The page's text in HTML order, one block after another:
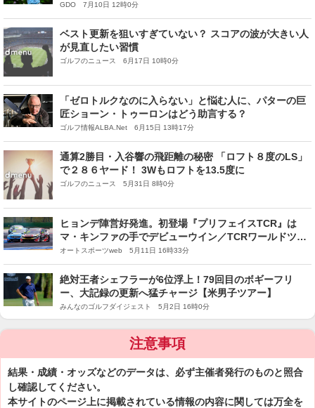
GDO 7月10日 12時0分
ベスト更新を狙いすぎていない？ スコアの波が大きい人
が見直したい習慣
ゴルフのニュース 6月17日 10時0分
「ゼロトルクなのに入らない」と悩む人に、パターの巨
匠ショーン・トゥーロンはどう助言する？
ゴルフ情報ALBA.Net 6月15日 13時17分
通算2勝目・入谷響の飛距離の秘密 「ロフト８度のLS」
で２８６ヤード！ 3Wもロフトを13.5度に
ゴルフのニュース 5月31日 8時0分
ヒョンデ陣営好発進。初登場『プリフェイスTCR』は
マ・キンファの手でデビューウイン／TCRワールドツア
ー開幕戦
オートスポーツweb 5月11日 16時33分
絶対王者シェフラーが6位浮上！79回目のボギーフリ
ー、大記録の更新へ猛チャージ【米男子ツアー】
みんなのゴルフダイジェスト 5月2日 16時0分
注意事項
結果・成績・オッズなどのデータは、必ず主催者発行のものと照合
し確認してください。
本サイトのページ上に掲載されている情報の内容に関しては万全を